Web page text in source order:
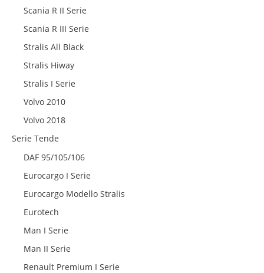
Scania R II Serie
Scania R III Serie
Stralis All Black
Stralis Hiway
Stralis I Serie
Volvo 2010
Volvo 2018
Serie Tende
DAF 95/105/106
Eurocargo I Serie
Eurocargo Modello Stralis
Eurotech
Man I Serie
Man II Serie
Renault Premium I Serie